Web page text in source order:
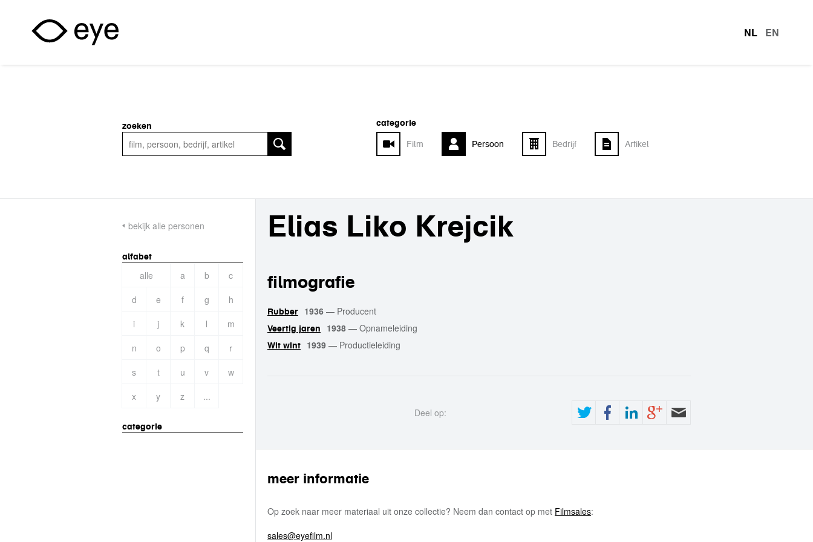
NL EN
categorie
Film
Persoon Bedrijf Artikel
zoeken
bekijk alle personen
alfabet
alle a b
c
d
e f g
h
i
j k l
m
n
o p q
r
s
t u v
w
x
y z ...
categorie
Elias Liko Krejcik
filmografie
Rubber 1936 — Producent
Veertig jaren 1938 — Opnameleiding
Wit wint 1939 — Productieleiding
Deel op:
meer informatie
Op zoek naar meer materiaal uit onze collectie? Neem dan contact op met Filmsales:
sales@eyefilm.nl